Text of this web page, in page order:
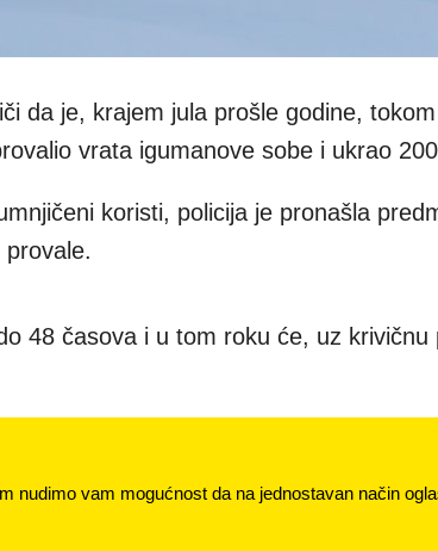
da je, krajem jula prošle godine,
vrata igumanove sobe i ukrao
koristi, policija je pronašla
48 časova i u tom roku će, uz krivičnu
nudimo vam mogućnost da na jednostavan način